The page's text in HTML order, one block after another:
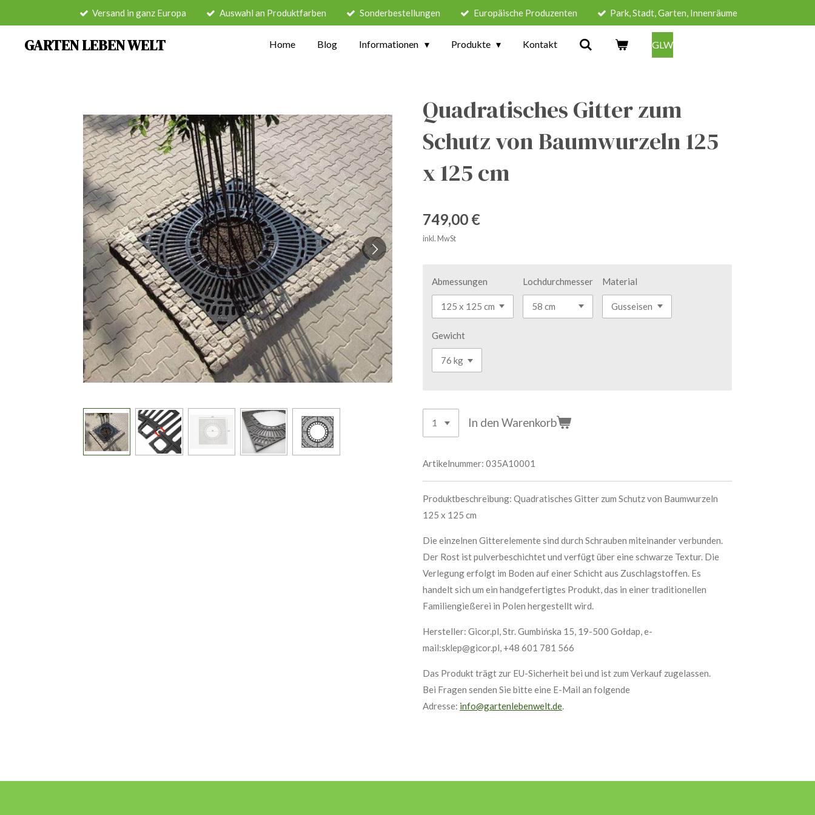
springen
Versand in ganz Europa Auswahl an Produktfarben Sonderbestellungen Europäische Produzenten Park, Stadt, Garten, Innenräume
GARTEN LEBEN WELT Home Blog Informationen Produkte Kontakt GLW
Quadratisches Gitter zum
Schutz von Baumwurzeln 125
x 125 cm
749,00 €
inkl. MwSt
Abmessungen Lochdurchmesser Material
Gewicht
In den Warenkorb
Artikelnummer: 035A10001
Produktbeschreibung: Quadratisches Gitter zum Schutz von Baumwurzeln
125 x 125 cm
Die einzelnen Gitterelemente sind durch Schrauben miteinander verbunden.
Der Rost ist pulverbeschichtet und verfügt über eine schwarze Textur. Die
Verlegung erfolgt im Boden auf einer Schicht aus Zuschlagstoffen. Es
handelt sich um ein handgefertigtes Produkt, das in einer traditionellen
Familiengießerei in Polen hergestellt wird.
Hersteller: Gicor.pl, Str. Gumbińska 15, 19-500 Gołdap, e-
mail:sklep@gicor.pl, +48 601 781 566
Das Produkt trägt zur EU-Sicherheit bei und ist zum Verkauf zugelassen.
Bei Fragen senden Sie bitte eine E-Mail an folgende
Adresse: info@gartenlebenwelt.de.